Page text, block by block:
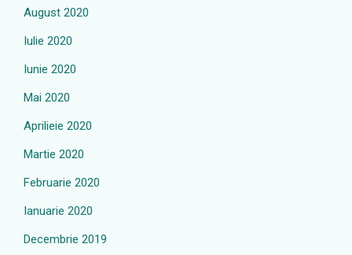
August 2020
Iulie 2020
Iunie 2020
Mai 2020
Aprilieie 2020
Martie 2020
Februarie 2020
Ianuarie 2020
Decembrie 2019